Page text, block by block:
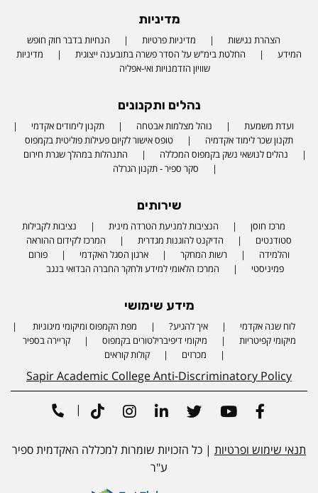
מדיניות
הצהרת נגישות מדיניות פרטיות
הנחיות בדבר חוק חופש
המידע
החלטת בימ"ש על הסדר פשרה בתובענה ייצוגית
מדיניות
שוויון הזדמנויות ואי-אפליה
נהלים ותקנונים
ועדת משמעת נוהל מצלמות אבטחה
תקנון לימודים אקדמי
תקנון שכר לימוד אקדמיה
טופס אישור לקיום פעילות פוליטית בקמפוס
נהלים לנושאי נשק בקמפוס המכללה
התנהלות במהלך שגרת חירום
סקר ספיר - תקנון הגרלה
שירותים
מרכז חוסן הנציבות למניעת הטרדה מינית
נציבות לקבילות
סטודנטים
הדיקנט להוגנות מגדרית
המרכז לקידום ההוראה
והלמידה
רשות המחקר ארגון הסגל האקדמי
פורום
פמיניסטי
המרכז הלאומי למידע ולחקר החברה הבדואי בנגב
מידע שימושי
לוח שנה אקדמי איך להגיע?
מפת הקמפוס ומיקומי מיגוניות
מיקומי קפיטריות
מיקומי דיפיברילטורים בקמפוס
קריירה בספיר
מכרזים
קולות קוראים
Sapir Academic College Anti-Discriminatory Policy
תנאי שימוש ופרטיות | כל הזכויות שומרות למכללה האקדמית ספיר
ע"ר
Facebook
Youtube
Twitter
Linkedin
Instagram
Tiktok
|
Phone number